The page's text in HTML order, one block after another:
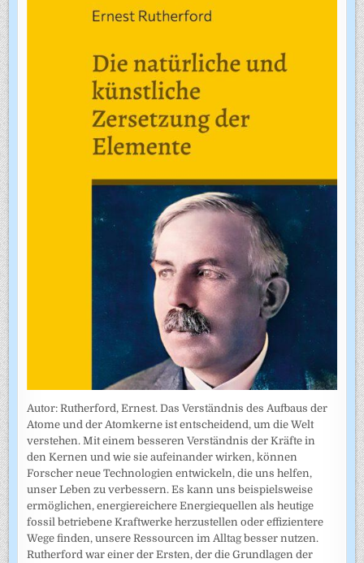
Autor: Rutherford, Ernest. Das Verständnis des Aufbaus der
Atome und der Atomkerne ist entscheidend, um die Welt
verstehen. Mit einem besseren Verständnis der Kräfte in
den Kernen und wie sie aufeinander wirken, können
Forscher neue Technologien entwickeln, die uns helfen,
unser Leben zu verbessern. Es kann uns beispielsweise
ermöglichen, energiereichere Energiequellen als heutige
fossil betriebene Kraftwerke herzustellen oder effizientere
Wege finden, unsere Ressourcen im Alltag besser nutzen.
Rutherford war einer der Ersten, der die Grundlagen der